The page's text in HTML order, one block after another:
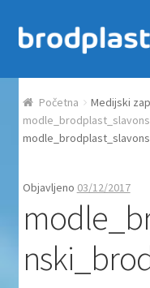
Preskoči na navigaciju
Skoči do sadržaja
Početna
Auction Dashboard
Moj račun
Početna
Medijski
Objavljeno 03/12/2017